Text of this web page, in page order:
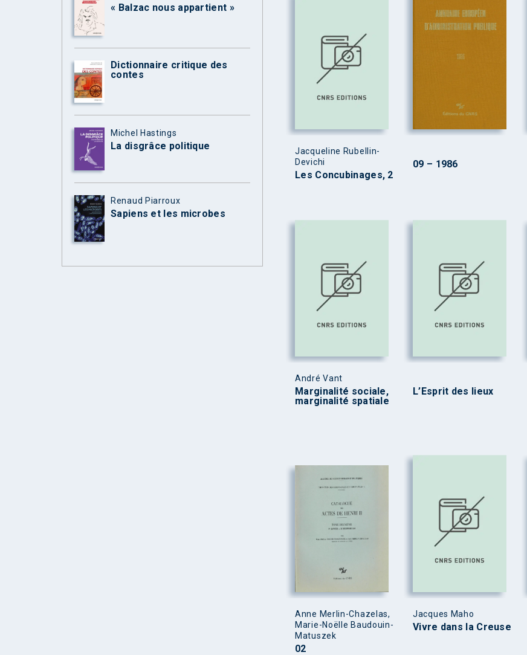
Jacqueline Rubellin-
Devichi
Les Concubinages, 2
09 – 1986
André Vant
Marginalité sociale,
marginalité spatiale
L’Esprit des lieux
Anne Merlin-Chazelas,
Marie-Noëlle Baudouin-
Matuszek
02
Jacques Maho
Vivre dans la Creuse
« Balzac nous appartient »
Dictionnaire critique des
contes
Michel Hastings
La disgrâce politique
Renaud Piarroux
Sapiens et les microbes